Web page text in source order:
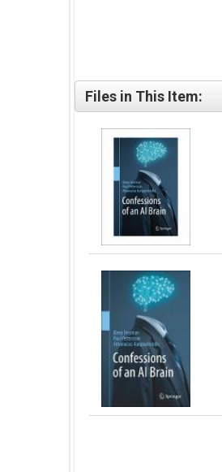
Files in This Item: